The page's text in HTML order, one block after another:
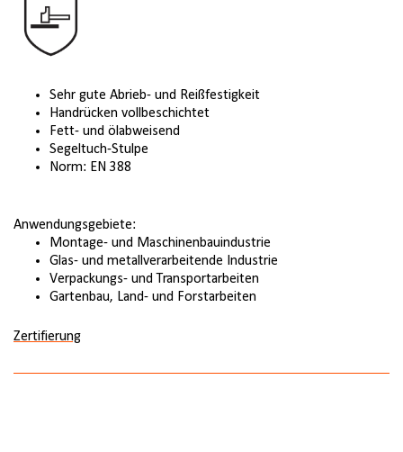
Sehr gute Abrieb- und Reißfestigkeit
Handrücken vollbeschichtet
Fett- und ölabweisend
Segeltuch-Stulpe
Norm: EN 388
Anwendungsgebiete:
Montage- und Maschinenbauindustrie
Glas- und metallverarbeitende Industrie
Verpackungs- und Transportarbeiten
Gartenbau, Land- und Forstarbeiten
Zertifierung